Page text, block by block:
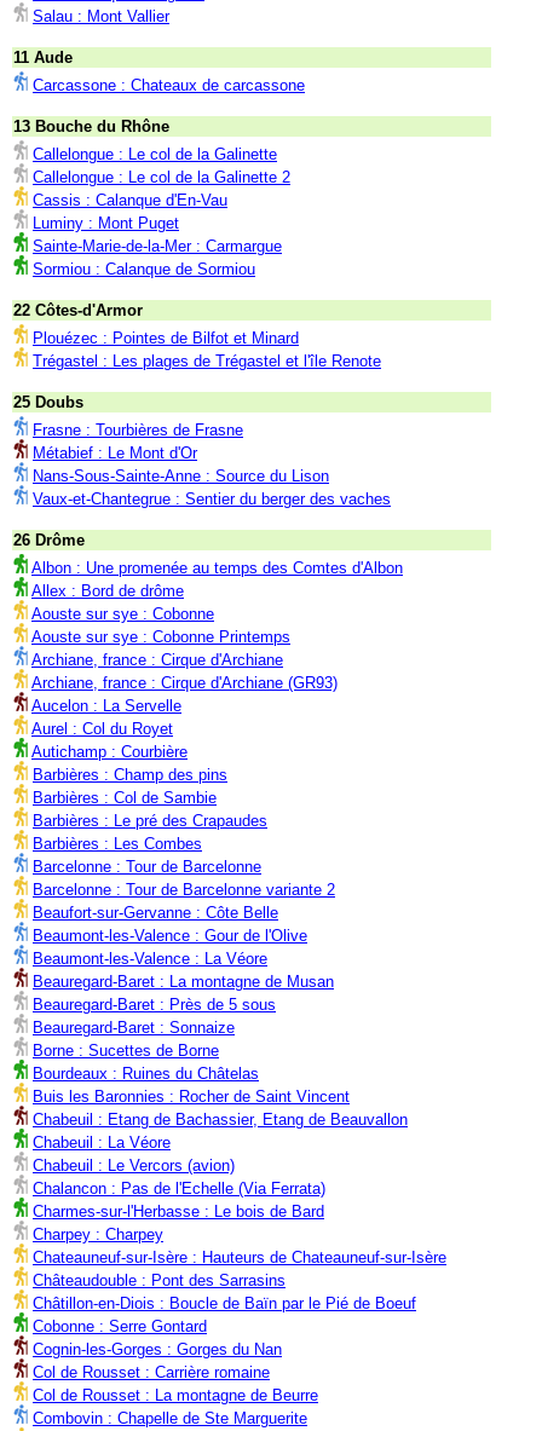
Salau : Mont Vallier
11 Aude
Carcassone : Chateaux de carcassone
13 Bouche du Rhône
Callelongue : Le col de la Galinette
Callelongue : Le col de la Galinette 2
Cassis : Calanque d'En-Vau
Luminy : Mont Puget
Sainte-Marie-de-la-Mer : Carmargue
Sormiou : Calanque de Sormiou
22 Côtes-d'Armor
Plouézec : Pointes de Bilfot et Minard
Trégastel : Les plages de Trégastel et l'île Renote
25 Doubs
Frasne : Tourbières de Frasne
Métabief : Le Mont d'Or
Nans-Sous-Sainte-Anne : Source du Lison
Vaux-et-Chantegrue : Sentier du berger des vaches
26 Drôme
Albon : Une promenée au temps des Comtes d'Albon
Allex : Bord de drôme
Aouste sur sye : Cobonne
Aouste sur sye : Cobonne Printemps
Archiane, france : Cirque d'Archiane
Archiane, france : Cirque d'Archiane (GR93)
Aucelon : La Servelle
Aurel : Col du Royet
Autichamp : Courbière
Barbières : Champ des pins
Barbières : Col de Sambie
Barbières : Le pré des Crapaudes
Barbières : Les Combes
Barcelonne : Tour de Barcelonne
Barcelonne : Tour de Barcelonne variante 2
Beaufort-sur-Gervanne : Côte Belle
Beaumont-les-Valence : Gour de l'Olive
Beaumont-les-Valence : La Véore
Beauregard-Baret : La montagne de Musan
Beauregard-Baret : Près de 5 sous
Beauregard-Baret : Sonnaize
Borne : Sucettes de Borne
Bourdeaux : Ruines du Châtelas
Buis les Baronnies : Rocher de Saint Vincent
Chabeuil : Etang de Bachassier, Etang de Beauvallon
Chabeuil : La Véore
Chabeuil : Le Vercors (avion)
Chalancon : Pas de l'Echelle (Via Ferrata)
Charmes-sur-l'Herbasse : Le bois de Bard
Charpey : Charpey
Chateauneuf-sur-Isère : Hauteurs de Chateauneuf-sur-Isère
Châteaudouble : Pont des Sarrasins
Châtillon-en-Diois : Boucle de Baïn par le Pié de Boeuf
Cobonne : Serre Gontard
Cognin-les-Gorges : Gorges du Nan
Col de Rousset : Carrière romaine
Col de Rousset : La montagne de Beurre
Combovin : Chapelle de Ste Marguerite